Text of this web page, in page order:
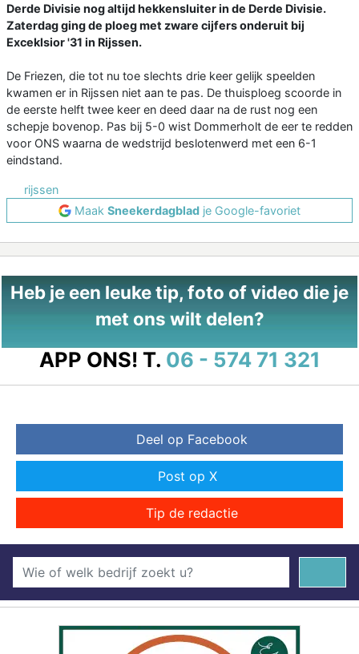
Derde Divisie nog altijd hekkensluiter in de Derde Divisie.
Zaterdag ging de ploeg met zware cijfers onderuit bij
Exceklsior '31 in Rijssen.
De Friezen, die tot nu toe slechts drie keer gelijk speelden
kwamen er in Rijssen niet aan te pas. De thuisploeg scoorde in
de eerste helft twee keer en deed daar na de rust nog een
schepje bovenop. Pas bij 5-0 wist Dommerholt de eer te redden
voor ONS waarna de wedstrijd beslotenwerd met een 6-1
eindstand.
rijssen
Maak Sneekerdagblad je Google-favoriet
Heb je een leuke tip, foto of video die je
met ons wilt delen?
APP ONS! T. 06 - 574 71 321
Deel op Facebook
Post op X
Tip de redactie